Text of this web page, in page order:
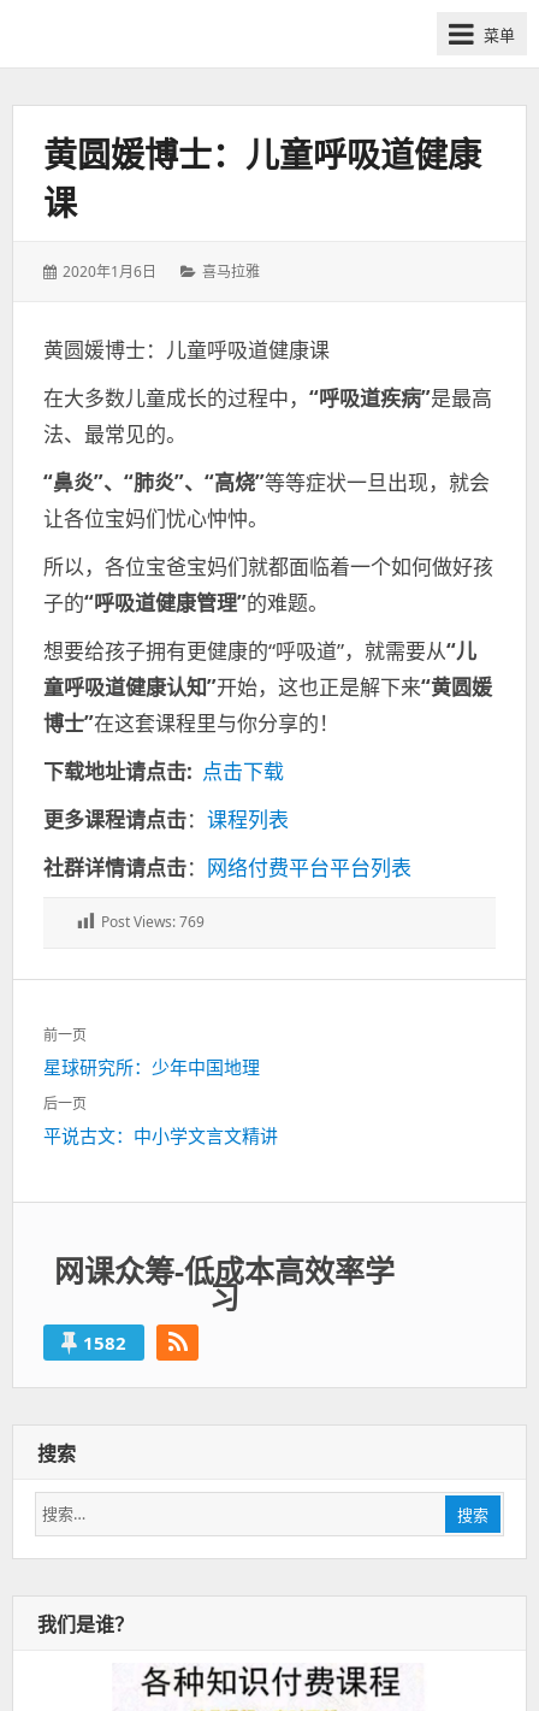
筹
群-
菜单
黄圆媛博士：儿童呼吸道健康
课
发
2020年1月6日
分
喜马拉雅
黄圆媛博士：儿童呼吸道健康课
在大多数儿童成长的过程中， “呼吸道疾病”是最高
法、最常见的。
“鼻炎”、“肺炎”、“高烧”等等症状一旦出现，就会
让各位宝妈们忧心忡忡。
所以，各位宝爸宝妈们就都面临着一个如何做好孩
子的“呼吸道健康管理”的难题。
想要给孩子拥有更健康的“呼吸道”，就需要从“儿
童呼吸道健康认知”开始，这也正是解下来“黄圆媛
博士”在这套课程里与你分享的！
下载地址请点击: 点击下载
更多课程请点击： 课程列表
社群详情请点击： 网络付费平台平台列表
Post Views:769
文
章
导
航
前一页
上
一
星球研究所：少年中国地理
后一页
下
平说古文：中小学文言文精讲
网课众筹-低成本高效率学
习
1582
搜索
搜
索：
搜索
我们是谁？